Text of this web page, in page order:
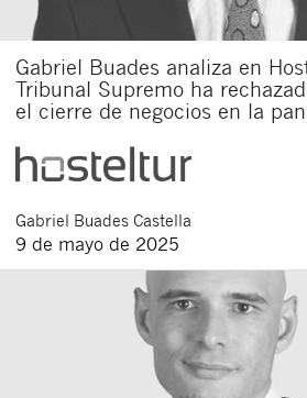
Gabriel Buades analiza en
Tribunal Supremo ha
el cierre de negocios en la
Gabriel Buades Castella
9 de mayo de 2025